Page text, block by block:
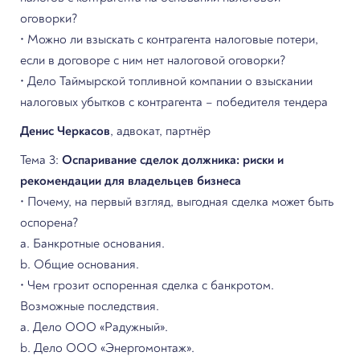
оговорки?
• Можно ли взыскать с контрагента налоговые потери,
если в договоре с ним нет налоговой оговорки?
• Дело Таймырской топливной компании о взыскании
налоговых убытков с контрагента – победителя тендера
Денис Черкасов, адвокат, партнёр
Тема 3: Оспаривание сделок должника: риски и
рекомендации для владельцев бизнеса
• Почему, на первый взгляд, выгодная сделка может быть
оспорена?
a. Банкротные основания.
b. Общие основания.
• Чем грозит оспоренная сделка с банкротом.
Возможные последствия.
a. Дело ООО «Радужный».
b. Дело ООО «Энергомонтаж».